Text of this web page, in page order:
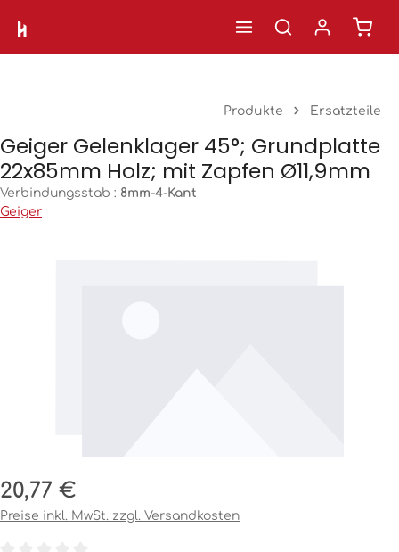
Zum Hauptinhalt springen
Produkte Ersatzteile
Geiger Gelenklager 45°; Grundplatte
22x85mm Holz; mit Zapfen Ø11,9mm
Verbindungsstab : 8mm-4-Kant
Geiger
Regulärer Preis:
20,77 €
Preise inkl. MwSt. zzgl. Versandkosten